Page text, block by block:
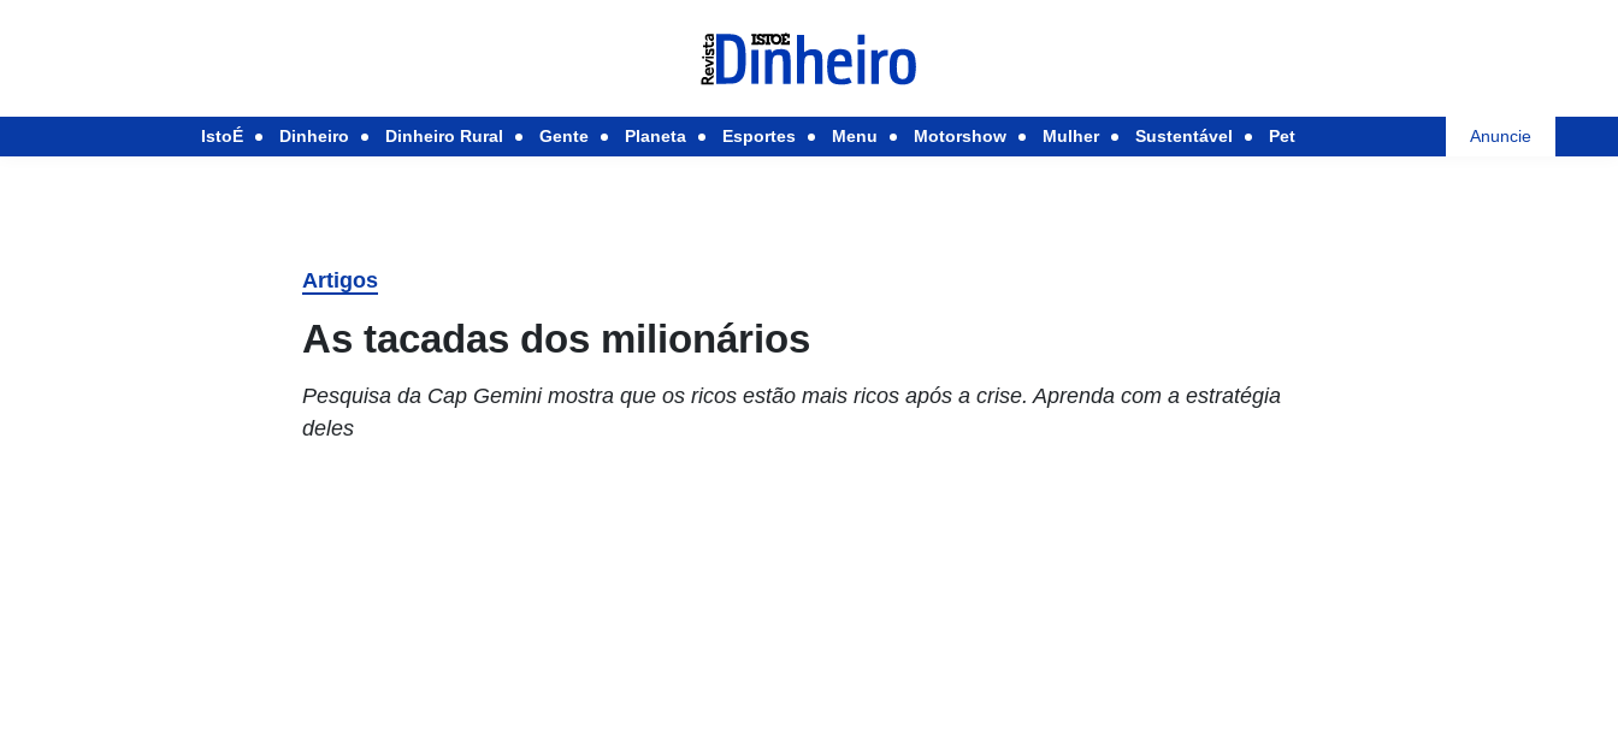
IstoÉ Dinheiro Dinheiro Rural Gente Planeta Esportes Menu Motorshow Mulher Sustentável Pet Anuncie
Artigos
As tacadas dos milionários
Pesquisa da Cap Gemini mostra que os ricos estão mais ricos após a crise. Aprenda com a estratégia
deles